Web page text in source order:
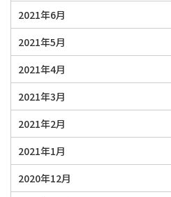
2021年6月
2021年5月
2021年4月
2021年3月
2021年2月
2021年1月
2020年12月